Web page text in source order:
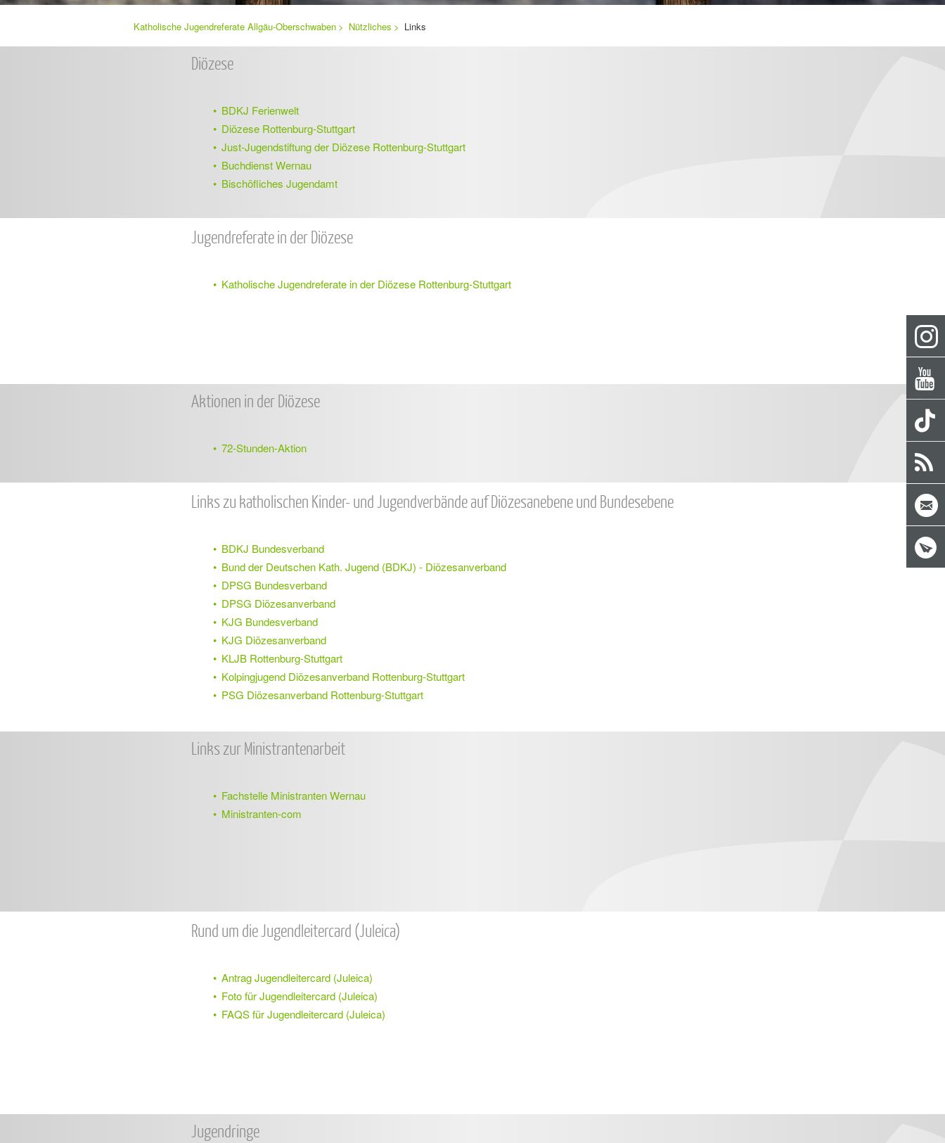
Sie
sich
Navigation
überspringen
Katholische Jugendreferate Allgäu-Oberschwaben Nützliches Links
Diözese
BDKJ Ferienwelt
Diözese Rottenburg-Stuttgart
Just-Jugendstiftung der Diözese Rottenburg-Stuttgart
Buchdienst Wernau
Bischöfliches Jugendamt
Jugendreferate in der Diözese
Katholische Jugendreferate in der Diözese Rottenburg-Stuttgart
Aktionen in der Diözese
72-Stunden-Aktion
Links zu katholischen Kinder- und Jugendverbände auf Diözesanebene und Bundesebene
BDKJ Bundesverband
Bund der Deutschen Kath. Jugend (BDKJ) - Diözesanverband
DPSG Bundesverband
DPSG Diözesanverband
KJG Bundesverband
KJG Diözesanverband
KLJB Rottenburg-Stuttgart
Kolpingjugend Diözesanverband Rottenburg-Stuttgart
PSG Diözesanverband Rottenburg-Stuttgart
Links zur Ministrantenarbeit
Fachstelle Ministranten Wernau
Ministranten-com
Rund um die Jugendleitercard (Juleica)
Antrag Jugendleitercard (Juleica)
Foto für Jugendleitercard (Juleica)
FAQS für Jugendleitercard (Juleica)
Jugendringe